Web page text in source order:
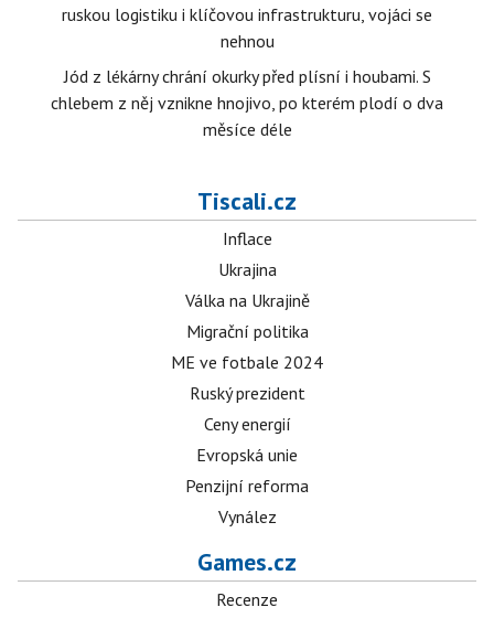
ruskou logistiku i klíčovou infrastrukturu, vojáci se
nehnou
Jód z lékárny chrání okurky před plísní i houbami. S
chlebem z něj vznikne hnojivo, po kterém plodí o dva
měsíce déle
Tiscali.cz
Inflace
Ukrajina
Válka na Ukrajině
Migrační politika
ME ve fotbale 2024
Ruský prezident
Ceny energií
Evropská unie
Penzijní reforma
Vynález
Games.cz
Recenze